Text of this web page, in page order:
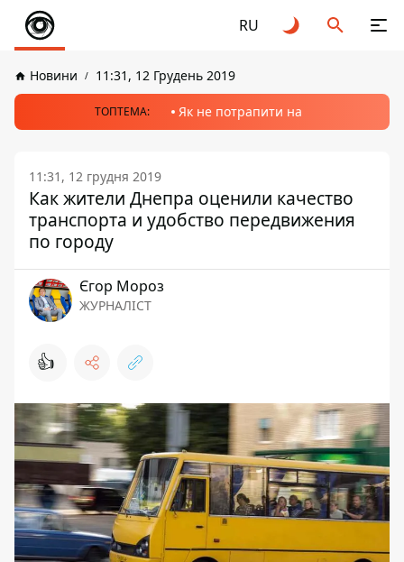
RU
Новини 11:31, 12 Грудень 2019
ТОПТЕМА: Як не потрапити на
11:31, 12 грудня 2019
Как жители Днепра оценили качество
транспорта и удобство передвижения
по городу
Єгор Мороз
ЖУРНАЛІСТ
👍